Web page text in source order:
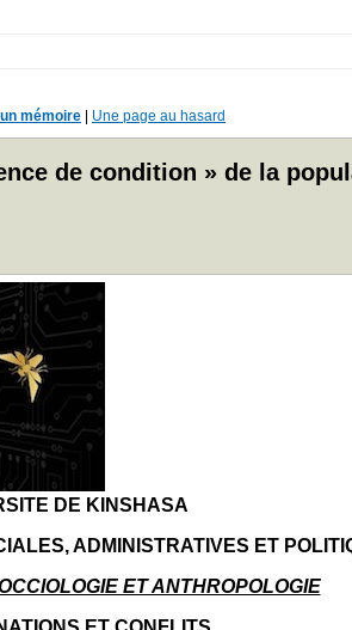
mémoire Une page au hasard
de condition » de la
DE KINSHASA
ADMINISTRATIVES ET
ET ANTHROPOLOGIE